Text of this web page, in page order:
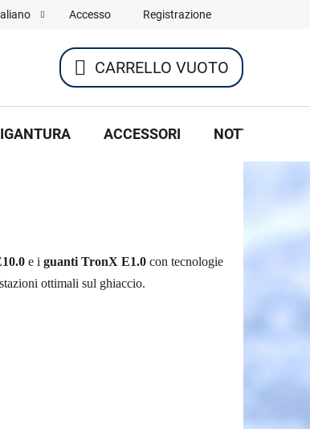
Accesso Registrazione
CARRELLO
DELLA
CARRELLO VUOTO
ACCESSORI NOTTE DI
e i guanti TronX E1.0 con tecnologie
ottimali sul ghiaccio.